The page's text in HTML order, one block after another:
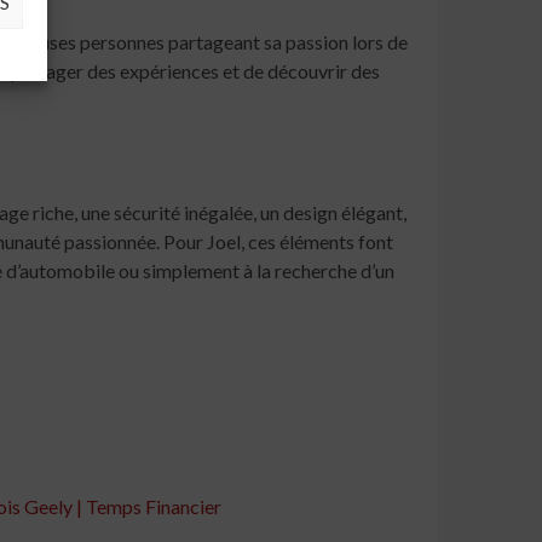
personnes partageant sa passion lors de
partager des expériences et de découvrir des
riche, une sécurité inégalée, un design élégant,
passionnée. Pour Joel, ces éléments font
ou simplement à la recherche d’un
Geely | Temps Financier